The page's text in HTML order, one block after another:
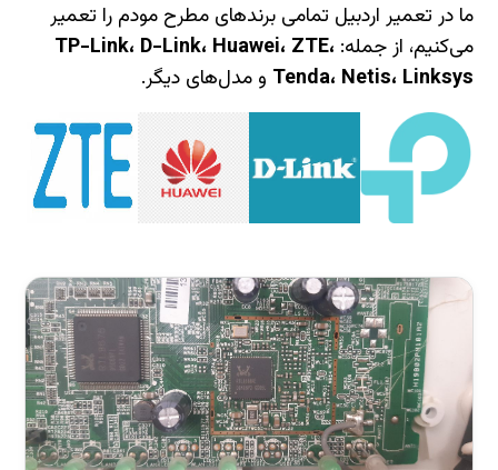
ما در تعمیر اردبیل تمامی برندهای مطرح مودم را تعمیر
می‌کنیم، از جمله: TP-Link، D-Link، Huawei، ZTE،
Tenda، Netis، Linksys و مدل‌های دیگر.